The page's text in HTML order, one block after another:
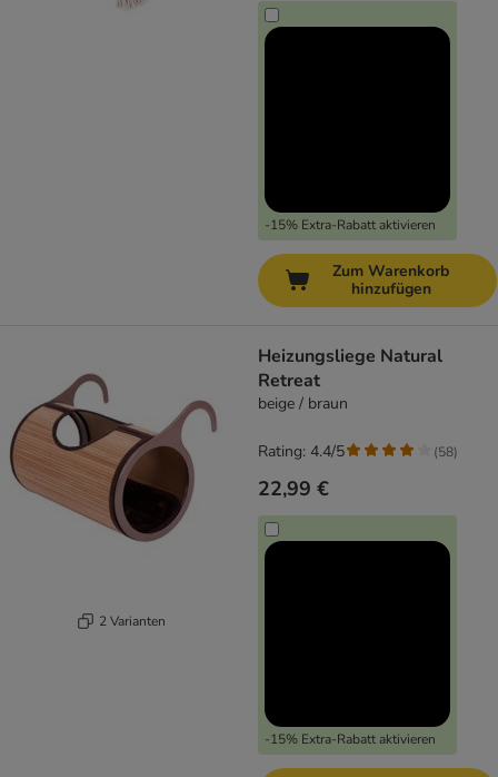
-15% Extra-Rabatt aktivieren
Zum Warenkorb
hinzufügen
2 Varianten
Heizungsliege Natural
Retreat
beige / braun
22,99 €
-15% Extra-Rabatt aktivieren
Rating: 4.4/5 (58)